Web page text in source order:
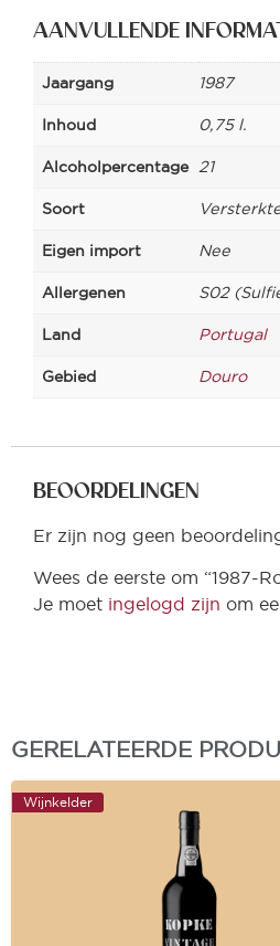
AANVULLENDE
Jaargang 1987
Inhoud 0,75 l.
Alcoholpercentage 21
Soort
Eigen import Nee
Allergenen S02
Land Portugal
Gebied Douro
BEOORDELINGEN
Er zijn nog geen
Wees de eerste om “1987-
Je moet ingelogd zijn om
GERELATEERDE
Wijnkelder